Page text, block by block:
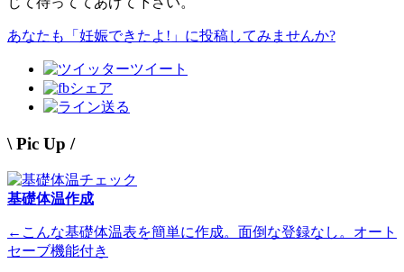
あなたも「妊娠できたよ!」に投稿してみませんか?
ツイート
シェア
送る
\ Pic Up /
基礎体温作成
←こんな基礎体温表を簡単に作成。面倒な登録なし。オート
セーブ機能付き